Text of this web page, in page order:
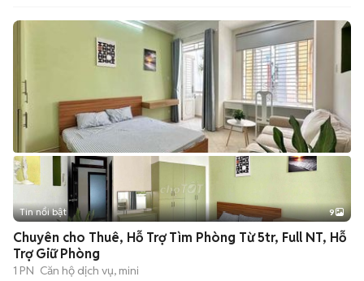
+2
Tin nổi bật 9
Chuyên cho Thuê, Hỗ Trợ Tìm Phòng Từ 5tr, Full NT, Hỗ
Trợ Giữ Phòng
1 PN Căn hộ dịch vụ, mini